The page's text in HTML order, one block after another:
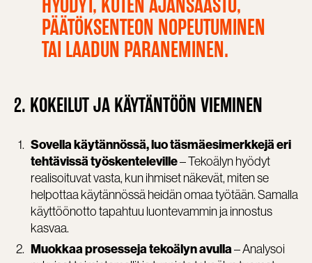
PÄÄTÖKSENTEON NOPEUTUMINEN
TAI LAADUN PARANEMINEN.
2. KOKEILUT JA KÄYTÄNTÖÖN VIEMINEN
Sovella käytännössä, luo täsmäesimerkkejä eri
tehtävissä työskenteleville– Tekoälyn hyödyt
realisoituvat vasta, kun ihmiset näkevät, miten se
helpottaa käytännössä heidän omaa työtään. Samalla
käyttöönotto tapahtuu luontevammin ja innostus
kasvaa.
Muokkaa prosesseja tekoälyn avulla– Analysoi